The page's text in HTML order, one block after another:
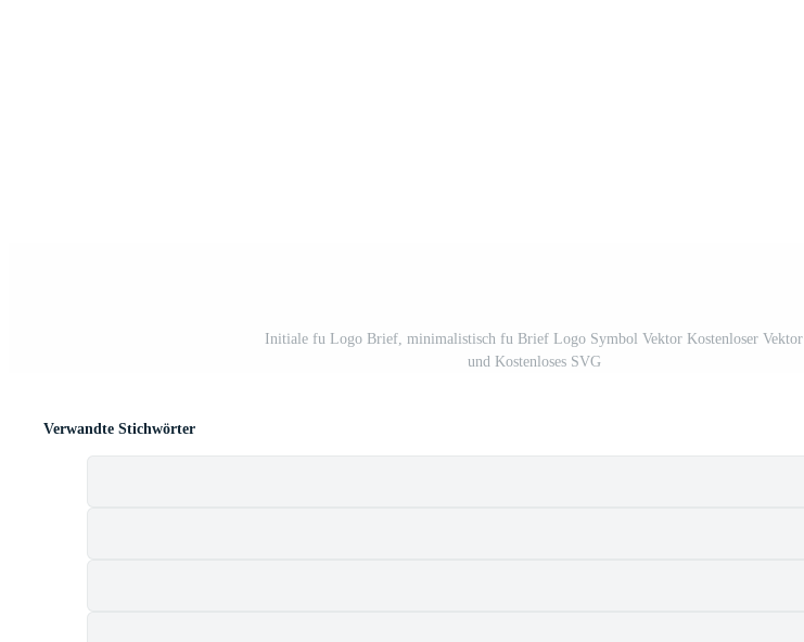
Initiale fu Logo Brief, minimalistisch fu Brief Logo Symbol Vektor Kostenloser Vektor
und Kostenloses SVG
Verwandte Stichwörter